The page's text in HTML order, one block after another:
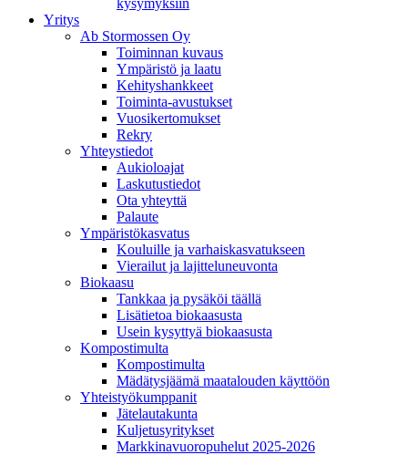
Yritys
Ab Stormossen Oy
Toiminnan kuvaus
Ympäristö ja laatu
Kehityshankkeet
Toiminta-avustukset
Vuosikertomukset
Rekry
Yhteystiedot
Aukioloajat
Laskutustiedot
Ota yhteyttä
Palaute
Ympäristökasvatus
Kouluille ja varhaiskasvatukseen
Vierailut ja lajitteluneuvonta
Biokaasu
Tankkaa ja pysäköi täällä
Lisätietoa biokaasusta
Usein kysyttyä biokaasusta
Kompostimulta
Kompostimulta
Mädätysjäämä maatalouden käyttöön
Yhteistyökumppanit
Jätelautakunta
Kuljetusyritykset
Markkinavuoropuhelut 2025-2026